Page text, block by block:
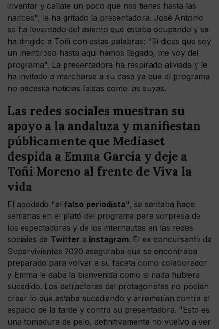
inventar y callate un poco que nos tienes hasta las
narices", le ha gritado la presentadora. José Antonio
se ha levantado del asiento que estaba ocupando y se
ha dirigido a Toñi con estas palabras: "Si dices que soy
un mentiroso hasta aqui hemos llegado, me voy del
programa". La presentadora ha respirado aliviada y le
ha invitado a marcharse a su casa ya que el programa
no necesita noticias falsas como las suyas.
Las redes sociales muestran su
apoyo a la andaluza y manifiestan
públicamente que Mediaset
despida a Emma García y deje a
Toñi Moreno al frente de Viva la
vida
El apodado "el falso periodista", se sentaba hace
semanas en el plató del programa para sorpresa de
los espectadores y de los internautas en las redes
sociales de Twitter e Instagram. El ex concursante de
Supervivientes 2020 aseguraba que se encontraba
preparado para volver a su faceta como colaborador
y Emma le daba la bienvenida como si nada hubiera
sucedido. Los detractores del protagonistas no podían
creer lo que estaba sucediendo y arremetían contra el
espacio de la tarde y contra su presentadora. "Esto es
una tomadura de pelo, definitivamente no vuelvo a ver